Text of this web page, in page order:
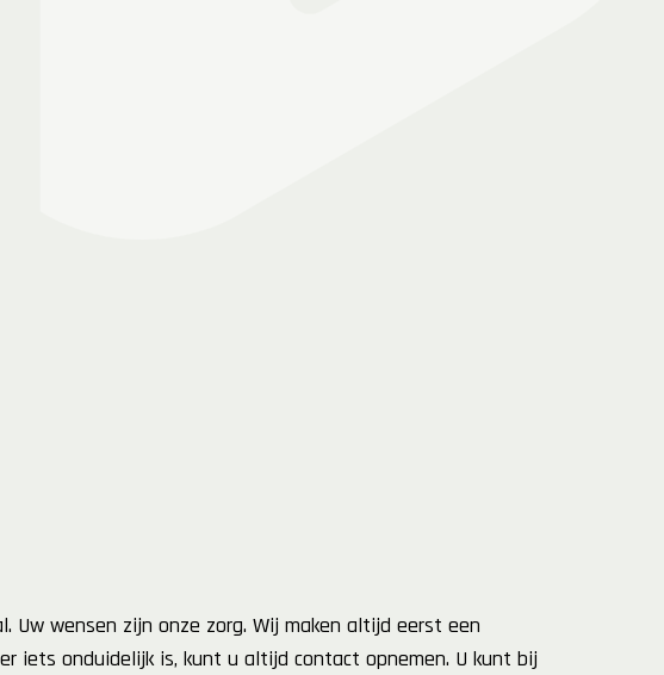
Uw wensen zijn onze zorg. Wij maken altijd eerst een
iets onduidelijk is, kunt u altijd contact opnemen. U kunt bij